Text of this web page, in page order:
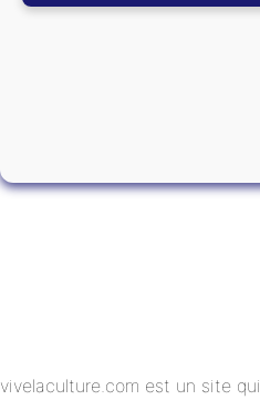
vivelaculture.com est un site